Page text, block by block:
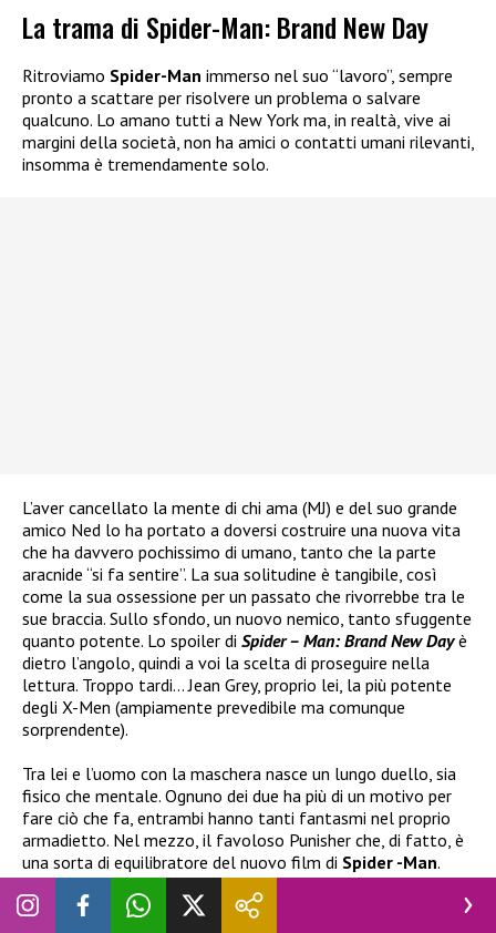
La trama di Spider-Man: Brand New Day
Ritroviamo Spider-Man immerso nel suo “lavoro”, sempre
pronto a scattare per risolvere un problema o salvare
qualcuno. Lo amano tutti a New York ma, in realtà, vive ai
margini della società, non ha amici o contatti umani rilevanti,
insomma è tremendamente solo.
L’aver cancellato la mente di chi ama (MJ) e del suo grande
amico Ned lo ha portato a doversi costruire una nuova vita
che ha davvero pochissimo di umano, tanto che la parte
aracnide “si fa sentire”. La sua solitudine è tangibile, così
come la sua ossessione per un passato che rivorrebbe tra le
sue braccia. Sullo sfondo, un nuovo nemico, tanto sfuggente
quanto potente. Lo spoiler di Spider – Man: Brand New Dayè
dietro l’angolo, quindi a voi la scelta di proseguire nella
lettura. Troppo tardi… Jean Grey, proprio lei, la più potente
degli X-Men (ampiamente prevedibile ma comunque
sorprendente).
Tra lei e l’uomo con la maschera nasce un lungo duello, sia
fisico che mentale. Ognuno dei due ha più di un motivo per
fare ciò che fa, entrambi hanno tanti fantasmi nel proprio
armadietto. Nel mezzo, il favoloso Punisher che, di fatto, è
una sorta di equilibratore del nuovo film di Spider -Man.
Così come lo è Hulk, anche se, ciò che sa far meglio, resta
“scappare tutto”.